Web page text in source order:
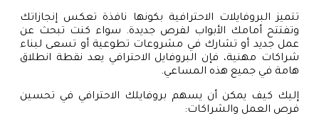
تتميز البروفايلات الاحترافية بكونها نافذة تعكس إنجازاتك
وتفتتح أمامك الأبواب لفرص جديدة. سواء كنت تبحث عن
عمل جديد أو تشارك في مشروعات تطوعية أو تسعى لبناء
شراكات مهنية، فإن البروفايل الاحترافي يعد نقطة انطلاق
هامة في جميع هذه المساعي.
إليك كيف يمكن أن يسهم بروفايلك الاحترافي في تحسين
فرص العمل والشراكات: